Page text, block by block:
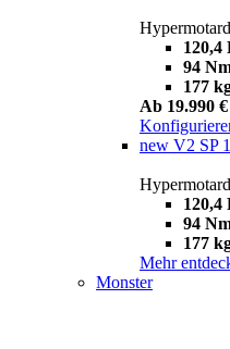
120,4
94
177
Ab 19.990 €
new V2 SP
120,4
94
177
Mehr
Monster